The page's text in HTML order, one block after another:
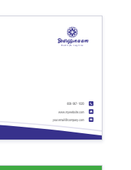
your.email@company.com
608-967-1020
www.mywebsite.com
Bedrijfsnaam
Bedrijfs tagline